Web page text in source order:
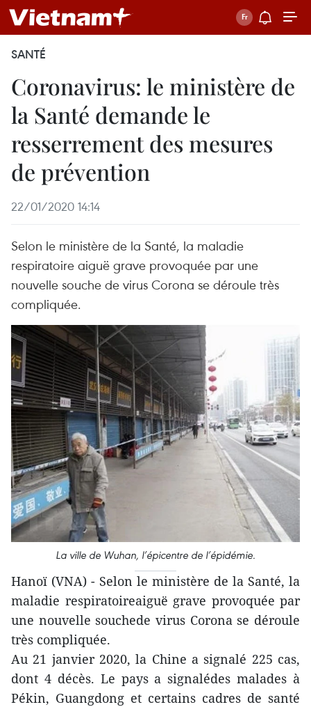
SANTÉ
Coronavirus: le ministère de
la Santé demande le
resserrement des mesures
de prévention
22/01/2020 14:14
Selon le ministère de la Santé, la maladie
respiratoire aiguë grave provoquée par une
nouvelle souche de virus Corona se déroule très
compliquée.
La ville de Wuhan, l’épicentre de l’épidémie.
Hanoï (VNA) - Selon le ministère de la Santé, la
maladie respiratoireaiguë grave provoquée par
une nouvelle souchede virus Corona se déroule
très compliquée.
Au 21 janvier 2020, la Chine a signalé 225 cas,
dont 4 décès. Le pays a signalédes malades à
Pékin, Guangdong et certains cadres de santé